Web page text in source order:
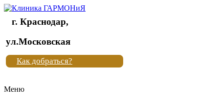
Клиника
"Новая
жизнь"
Клиника
г. Краснодар,
ул.Московская
Как добраться?
Меню